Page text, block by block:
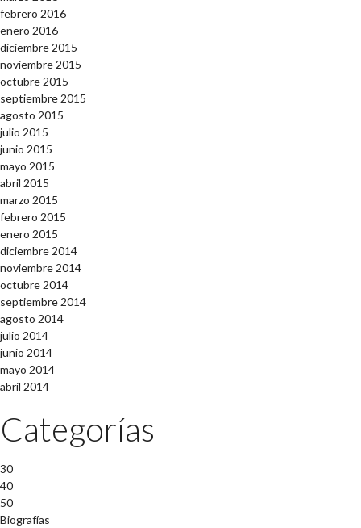
febrero 2016
enero 2016
diciembre 2015
noviembre 2015
octubre 2015
septiembre 2015
agosto 2015
julio 2015
junio 2015
mayo 2015
abril 2015
marzo 2015
febrero 2015
enero 2015
diciembre 2014
noviembre 2014
octubre 2014
septiembre 2014
agosto 2014
julio 2014
junio 2014
mayo 2014
abril 2014
Categorías
30
40
50
Biografías